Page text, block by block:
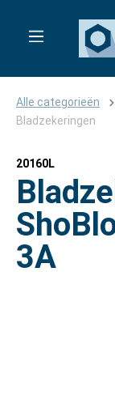
Alle categorieën
Bladzekeringen
20160L
3A